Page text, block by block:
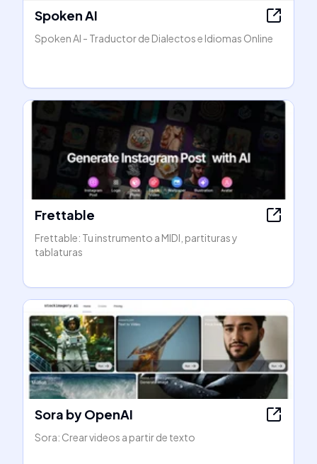
Spoken AI
Spoken AI - Traductor de Dialectos e Idiomas Online
Frettable
Frettable: Tu instrumento a MIDI, partituras y
tablaturas
Sora by OpenAI
Sora: Crear videos a partir de texto